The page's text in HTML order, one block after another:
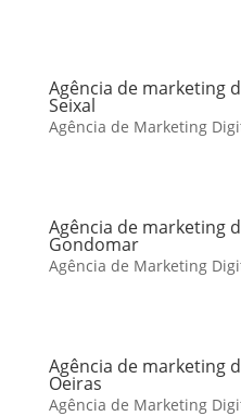
Agência de marketing
Seixal
Agência de Marketing
Agência de marketing
Gondomar
Agência de Marketing
Agência de marketing
Oeiras
Agência de Marketing